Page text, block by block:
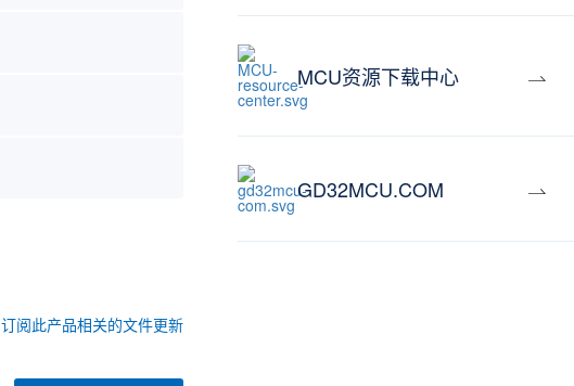
订阅此产品相关的文件更新
MCU资源下载中心
GD32MCU.COM